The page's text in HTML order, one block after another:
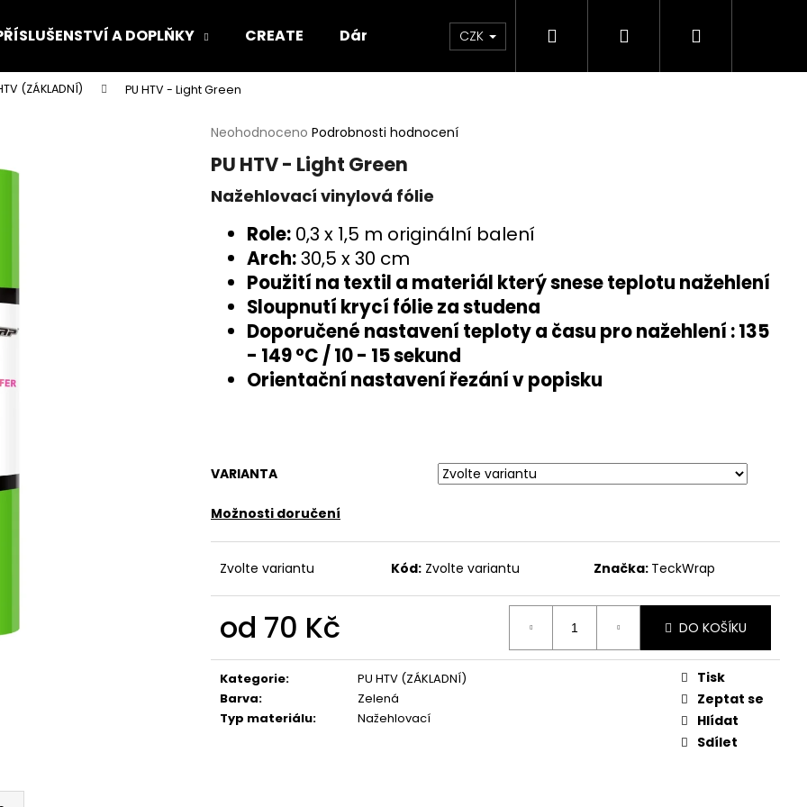
A DOPLŇKY CREATE Dárkový poukaz BLEŠÍ TRH🛍️ Doprava a platba
CZK Hledat PřihlášeníNákupní
(ZÁKLADNÍ) PU HTV - Light Green
Průměrné
produktu
0,0
hvězdiček.
Neohodnoceno Podrobnosti hodnocení
PU HTV - Light Green
Nažehlovací vinylová fólie
Role: 0,3 x 1,5 m originální balení
Arch:30,5 x 30 cm
Použití na textil a materiál který snese teplotu nažehlení
Sloupnutí krycí fólie za studena
Doporučené nastavení teploty a času pro nažehlení : 135
- 149 °C / 10 - 15 sekund
Orientační nastavení řezání v popisku
VARIANTA
Možnosti doručení
Zvolte variantu Kód: Zvolte variantu Značka: TeckWrap
od 70 Kč DO KOŠÍKU
Kategorie:
PU HTV (ZÁKLADNÍ)
Barva:
Zelená
Typ materiálu: Nažehlovací
Tisk
Zeptat se
Hlídat
Sdílet
Co potřebujete najít?
HLEDAT